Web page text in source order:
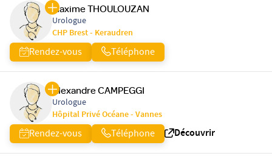
Maxime THOULOUZAN
Urologue
CHP Brest - Keraudren
Rendez-vous Téléphone
Alexandre CAMPEGGI
Urologue
Hôpital Privé Océane - Vannes
Rendez-vous Téléphone Découvrir